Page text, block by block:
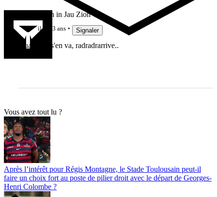
Like a Lion in Jau Zion
il y a 3 ans Signaler
Quand tui s'en va, radradrarrive..
Vous avez tout lu ?
Après l’intérêt pour Régis Montagne, le Stade Toulousain peut-il
faire un choix fort au poste de pilier droit avec le départ de Georges-
Henri Colombe ?